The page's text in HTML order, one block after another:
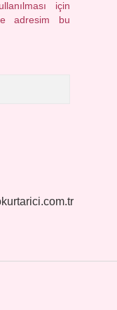
için
adresim bu